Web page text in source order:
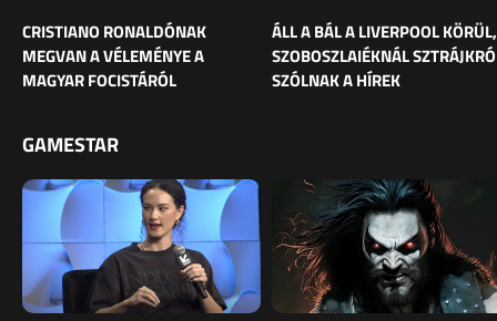
CRISTIANO RONALDÓNAK
MEGVAN A VÉLEMÉNYE A
MAGYAR FOCISTÁRÓL
ÁLL A BÁL A LIVERPOOL KÖRÜL,
SZOBOSZLAIÉKNÁL
SZÓLNAK A HÍREK
GAMESTAR